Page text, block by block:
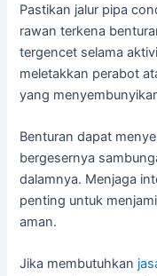
Pastikan jalur pipa
rawan terkena
tergencet selama
meletakkan perabot
yang
Benturan dapat
bergesernya
dalamnya. Menjaga
penting untuk
aman.
Jika membutuhkan